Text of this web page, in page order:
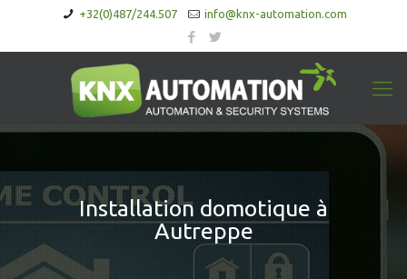
+32(0)487/244.507 info@knx-automation.com
Installation domotique à
Autreppe